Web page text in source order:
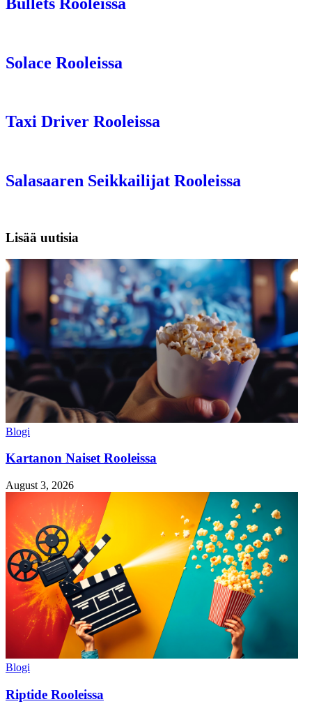
Solace Rooleissa
Taxi Driver Rooleissa
Salasaaren Seikkailijat Rooleissa
Lisää uutisia
Blogi
Kartanon Naiset Rooleissa
August 3, 2026
Blogi
Riptide Rooleissa